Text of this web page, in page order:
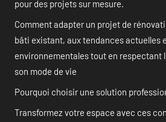
pour des projets sur mesure.
Comment adapter un projet de
bâti existant, aux tendances actuelles
environnementales tout en respectant
son mode de vie
Pourquoi choisir une solution
Transformez votre espace avec ces